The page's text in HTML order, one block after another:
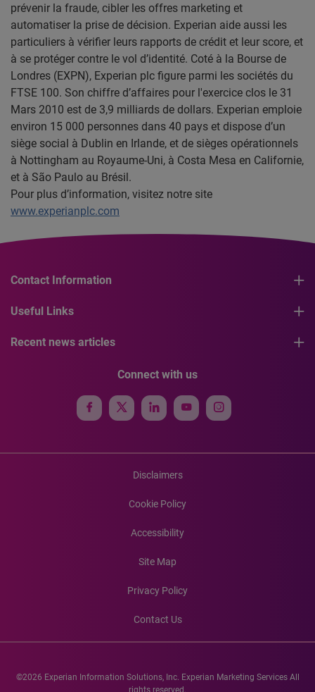
prévenir la fraude, cibler les offres marketing et
automatiser la prise de décision. Experian aide aussi les
particuliers à vérifier leurs rapports de crédit et leur score, et
à se protéger contre le vol d’identité. Coté à la Bourse de
Londres (EXPN), Experian plc figure parmi les sociétés du
FTSE 100. Son chiffre d’affaires pour l'exercice clos le 31
Mars 2010 est de 3,9 milliards de dollars. Experian emploie
environ 15 000 personnes dans 40 pays et dispose d’un
siège social à Dublin en Irlande, et de sièges opérationnels
à Nottingham au Royaume-Uni, à Costa Mesa en Californie,
et à São Paulo au Brésil.
Pour plus d’information, visitez notre site
www.experianplc.com
Contact Information
Useful Links
Recent news articles
Connect with us
Disclaimers
Cookie Policy
Accessibility
Site Map
Privacy Policy
Contact Us
©2026 Experian Information Solutions, Inc. Experian Marketing Services All
rights reserved.